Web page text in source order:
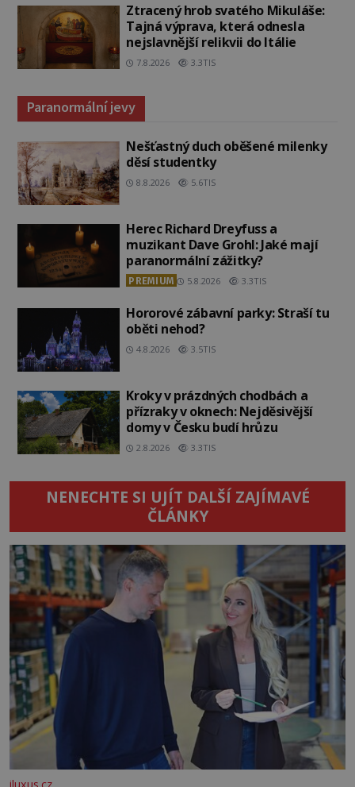
Ztracený hrob svatého Mikuláše:
Tajná výprava, která odnesla
nejslavnější relikvii do Itálie
7.8.2026 3.3TIS
Paranormální jevy
Nešťastný duch oběšené milenky
děsí studentky
8.8.2026 5.6TIS
Herec Richard Dreyfuss a
muzikant Dave Grohl: Jaké mají
paranormální zážitky?
PREMIUM 5.8.2026 3.3TIS
Hororové zábavní parky: Straší tu
oběti nehod?
4.8.2026 3.5TIS
Kroky v prázdných chodbách a
přízraky v oknech: Nejděsivější
domy v Česku budí hrůzu
2.8.2026 3.3TIS
NENECHTE SI UJÍT DALŠÍ ZAJÍMAVÉ
ČLÁNKY
iluxus.cz